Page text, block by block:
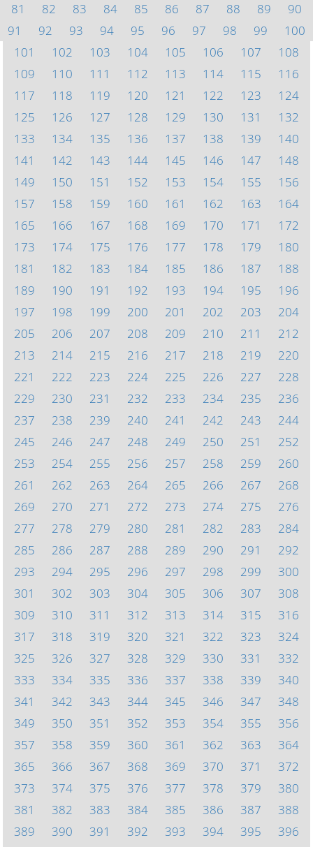
81
82 83 84 85 86 87 88 89
90
91
92 93 94 95 96 97 98 99
100
101
102 103 104 105 106 107
108
109
110 111 112 113 114 115
116
117
118 119 120 121 122 123
124
125
126 127 128 129 130 131
132
133
134 135 136 137 138 139
140
141
142 143 144 145 146 147
148
149
150 151 152 153 154 155
156
157
158 159 160 161 162 163
164
165
166 167 168 169 170 171
172
173
174 175 176 177 178 179
180
181
182 183 184 185 186 187
188
189
190 191 192 193 194 195
196
197
198 199 200 201 202 203
204
205
206 207 208 209 210 211
212
213
214 215 216 217 218 219
220
221
222 223 224 225 226 227
228
229
230 231 232 233 234 235
236
237
238 239 240 241 242 243
244
245
246 247 248 249 250 251
252
253
254 255 256 257 258 259
260
261
262 263 264 265 266 267
268
269
270 271 272 273 274 275
276
277
278 279 280 281 282 283
284
285
286 287 288 289 290 291
292
293
294 295 296 297 298 299
300
301
302 303 304 305 306 307
308
309
310 311 312 313 314 315
316
317
318 319 320 321 322 323
324
325
326 327 328 329 330 331
332
333
334 335 336 337 338 339
340
341
342 343 344 345 346 347
348
349
350 351 352 353 354 355
356
357
358 359 360 361 362 363
364
365
366 367 368 369 370 371
372
373
374 375 376 377 378 379
380
381
382 383 384 385 386 387
388
389
390 391 392 393 394 395
396